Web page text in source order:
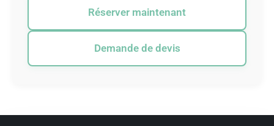
Réserver maintenant
Demande de devis